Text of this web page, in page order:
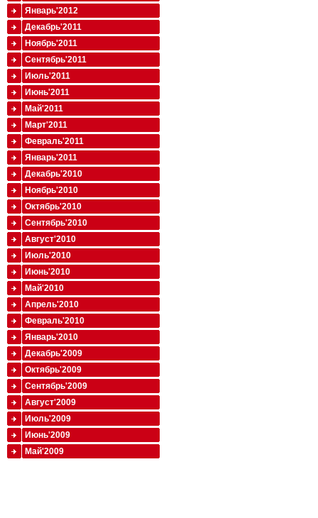
Январь'2012
Декабрь'2011
Ноябрь'2011
Сентябрь'2011
Июль'2011
Июнь'2011
Май'2011
Март'2011
Февраль'2011
Январь'2011
Декабрь'2010
Ноябрь'2010
Октябрь'2010
Сентябрь'2010
Август'2010
Июль'2010
Июнь'2010
Май'2010
Апрель'2010
Февраль'2010
Январь'2010
Декабрь'2009
Октябрь'2009
Сентябрь'2009
Август'2009
Июль'2009
Июнь'2009
Май'2009